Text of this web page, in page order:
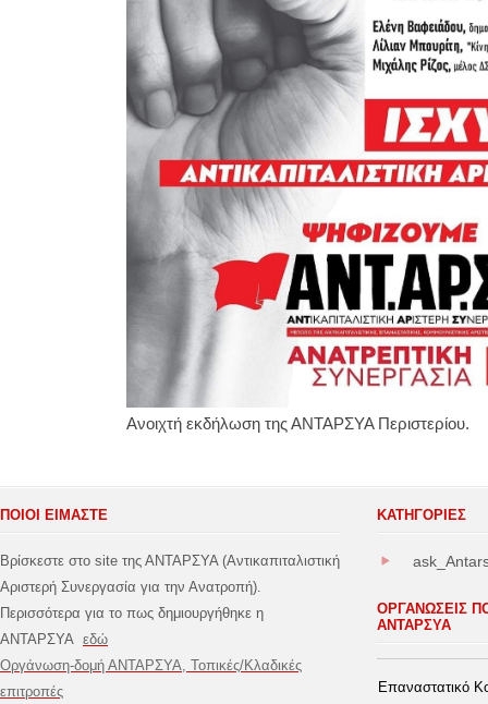
Ανοιχτή εκδήλωση της ΑΝΤΑΡΣΥΑ Περιστερίου.
ΠΟΙΟΙ ΕΙΜΑΣΤΕ
Βρίσκεστε στο site της ΑΝΤΑΡΣΥΑ (Αντικαπιταλιστική
Αριστερή Συνεργασία για την Ανατροπή).
Περισσότερα για το πως δημιουργήθηκε η
ΑΝΤΑΡΣΥΑ εδώ
Οργάνωση-δομή ΑΝΤΑΡΣΥΑ, Τοπικές/Κλαδικές
επιτροπές
ΚΑΤΗΓΟΡΊΕΣ
ΟΡΓΑΝΩΣΕΙΣ
ΑΝΤΑΡΣΥΑ
Επαναστατικό